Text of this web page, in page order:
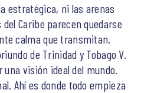
estratégica, ni las arenas
Caribe parecen quedarse
calma que transmitan.
de Trinidad y Tobago V.
una visión ideal del mundo.
Ahí es donde todo empieza